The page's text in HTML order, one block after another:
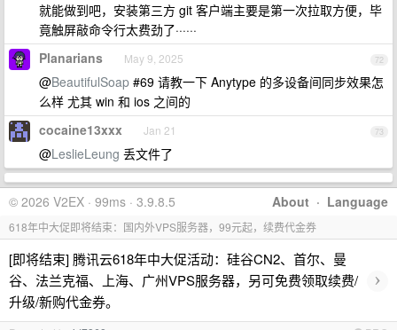
就能做到吧，安装第三方 git 客户端主要是第一次拉取方便，毕
竟触屏敲命令行太费劲了······
72
Planarians May 9, 2025
@BeautifulSoap #69 请教一下 Anytype 的多设备间同步效果怎
么样 尤其 win 和 ios 之间的
73
cocaine13xxx Jan 21
@LeslieLeung 丢文件了
About · Language
© 2026 V2EX · 99ms · 3.9.8.5
618年中大促即将结束：国内外VPS服务器，99元起，续费代金券
[即将结束] 腾讯云618年中大促活动：硅谷CN2、首尔、曼
谷、法兰克福、上海、广州VPS服务器，另可免费领取续费/
升级/新购代金券。
›